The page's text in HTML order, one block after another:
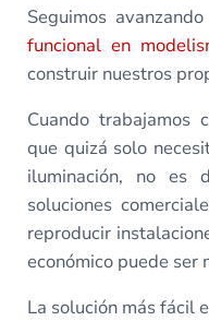
Seguimos
funcional en
construir nuestros
Cuando trabajamos
que quizá solo
iluminación, no es
soluciones
reproducir
económico puede ser
La solución más fácil